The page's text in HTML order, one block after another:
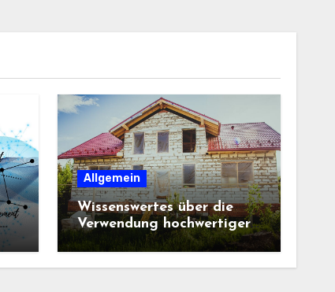
Allgemein
Wissenswertes über die
Verwendung hochwertiger
Baustoffe im Haus und
beim Hausbau